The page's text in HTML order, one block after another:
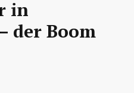
in
der Boom